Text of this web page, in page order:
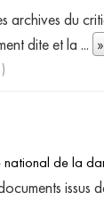
archives du
dite et la ... »
de la